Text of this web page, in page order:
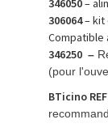
346050–
306064– kit
Compatible
346250 –
(pour
BTicino